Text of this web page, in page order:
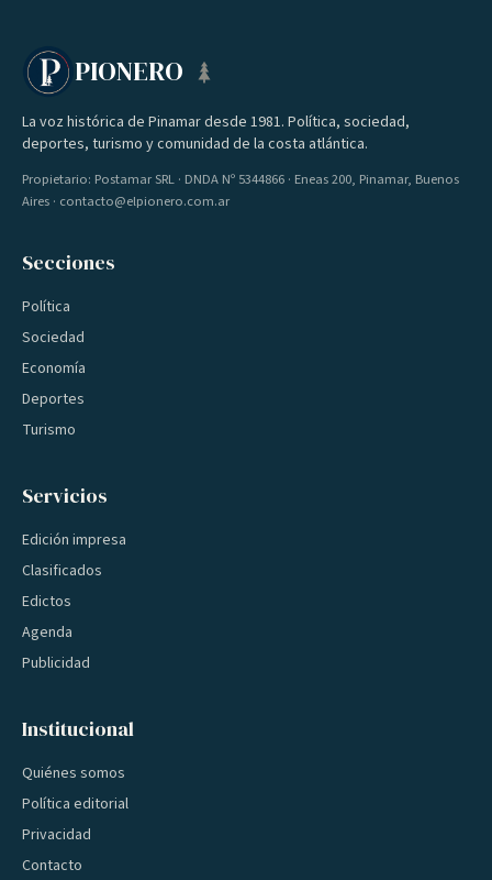
PIONERO
La voz histórica de Pinamar desde 1981. Política, sociedad,
deportes, turismo y comunidad de la costa atlántica.
Propietario: Postamar SRL · DNDA Nº 5344866 · Eneas 200, Pinamar, Buenos
Aires · contacto@elpionero.com.ar
Secciones
Política
Sociedad
Economía
Deportes
Turismo
Servicios
Edición impresa
Clasificados
Edictos
Agenda
Publicidad
Institucional
Quiénes somos
Política editorial
Privacidad
Contacto